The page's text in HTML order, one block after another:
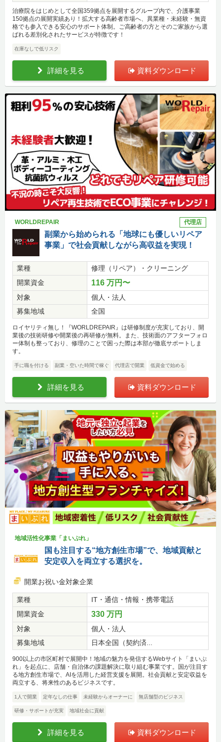
治療院をはじめとして全国359拠点を展開するグループ内で、介護事業
150拠点の展開実績あり！拡大する高齢者市場へ、異業種・未経験・無資
格でも参入できる安心のサポート体制。ご高齢者の方とそのご家族から選
ばれる差別化されたサービスが特徴です！
在庫なしで低リスク
詳細を見る 資料ダウンロード
WORLDREPAIR 代理店
副業から始められる「地球にも優しいリペア
事業」で社会貢献しながら高収益を実現！
業種
修理（リペア）・クリーニング
開業資金
116 万円〜
対象
個人・法人
募集地域
全国
ロイヤリティ無し！『WORLDREPAIR』は研修制度が充実しており、開
業後の技術研修や開業後の再研修が無料。また、技術面のアフターフォロ
ー体制も整っており、修理のことで困った際は本部が徹底サポートしま
す。
手に職を付ける 副業・空いた時間で稼ぐ 代理店で開業 低資金で始める
詳細を見る 資料ダウンロード
地域活性化事業「まいぷれ」
国も注目する“地方創生市場”で、地域貢献と
安定収入を両立する選択を。
開業お祝い金対象企業
業種
IT・通信・情報・携帯電話
開業資金
330 万円
対象
個人・法人
募集地域
日本全国（契約済...
900以上の市区町村で展開中！地域の魅力を発信するWebサイト「まいぷ
れ」を起点に、店舗・自治体の課題解決に取り組む事業です。国が注目す
る地方創生市場で、AIを活用した経営支援を展開。社会貢献と安定収益を
両立する、将来性のあるビジネスです。
1人で開業 定年なしの仕事 未経験からオーナーに 無店舗型のビジネス
研修・サポートが充実 地域社会に貢献
詳細を見る 資料ダウンロード